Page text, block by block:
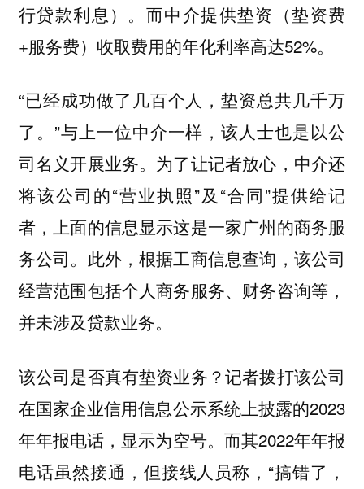
行贷款利息）。而中介提供垫资（垫资费
+服务费）收取费用的年化利率高达52%。
“已经成功做了几百个人，垫资总共几千万
了。”与上一位中介一样，该人士也是以公
司名义开展业务。为了让记者放心，中介还
将该公司的“营业执照”及“合同”提供给记
者，上面的信息显示这是一家广州的商务服
务公司。此外，根据工商信息查询，该公司
经营范围包括个人商务服务、财务咨询等，
并未涉及贷款业务。
该公司是否真有垫资业务？记者拨打该公司
在国家企业信用信息公示系统上披露的2023
年年报电话，显示为空号。而其2022年年报
电话虽然接通，但接线人员称，“搞错了，